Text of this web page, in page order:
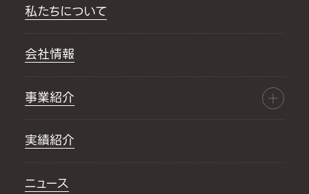
私たちについて
会社情報
事業紹介
実績紹介
ニュース